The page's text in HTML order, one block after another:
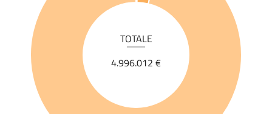
TOTALE
4.996.012 €